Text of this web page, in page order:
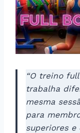
“O treino
trabalha
mesma
para
superiores e